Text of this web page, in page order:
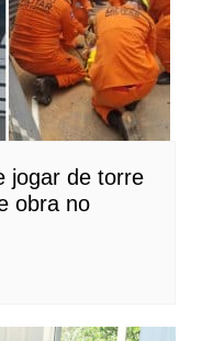
jogar de torre
obra no